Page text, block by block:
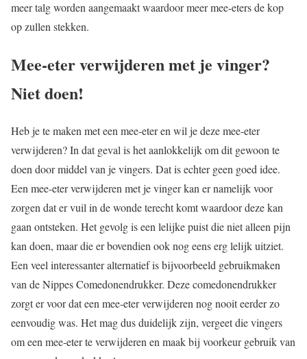
meer talg worden aangemaakt waardoor meer mee-eters de kop
op zullen stekken.
Mee-eter verwijderen met je vinger?
Niet doen!
Heb je te maken met een mee-eter en wil je deze mee-eter
verwijderen? In dat geval is het aanlokkelijk om dit gewoon te
doen door middel van je vingers. Dat is echter geen goed idee.
Een mee-eter verwijderen met je vinger kan er namelijk voor
zorgen dat er vuil in de wonde terecht komt waardoor deze kan
gaan ontsteken. Het gevolg is een lelijke puist die niet alleen pijn
kan doen, maar die er bovendien ook nog eens erg lelijk uitziet.
Een veel interessanter alternatief is bijvoorbeeld gebruikmaken
van de Nippes Comedonendrukker. Deze comedonendrukker
zorgt er voor dat een mee-eter verwijderen nog nooit eerder zo
eenvoudig was. Het mag dus duidelijk zijn, vergeet die vingers
om een mee-eter te verwijderen en maak bij voorkeur gebruik van